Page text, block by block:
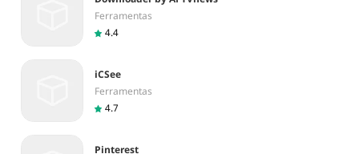
Ferramentas
4.4
iCSee
Ferramentas
4.7
Pinterest